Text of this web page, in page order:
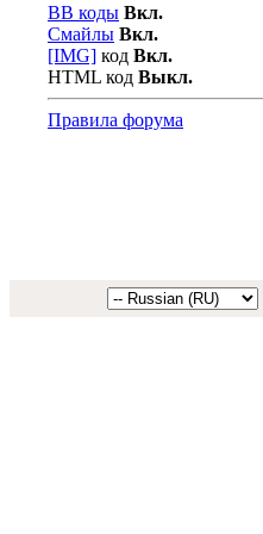
BB коды Вкл.
Смайлы Вкл.
[IMG] код Вкл.
HTML код Выкл.
Правила форума